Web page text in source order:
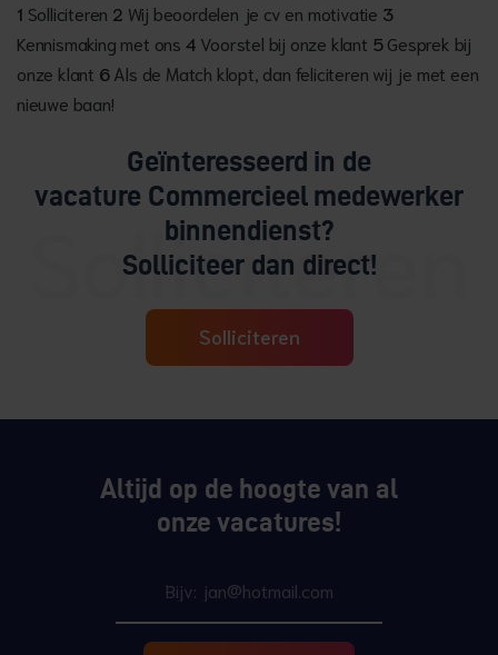
1 Solliciteren 2 Wij beoordelen je cv en motivatie 3
Kennismaking met ons 4 Voorstel bij onze klant 5Gesprek bij
onze klant 6Als de Match klopt, dan feliciteren wij je met een
nieuwe baan!
Geïnteresseerd in de
vacature Commercieel medewerker
binnendienst?
Solliciteer dan direct!
Solliciteren
Altijd op de hoogte van al
onze vacatures!